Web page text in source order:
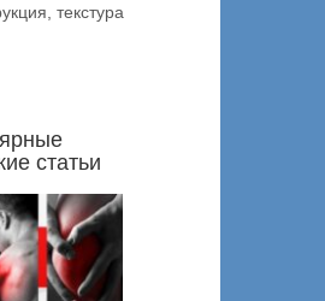
текстура
статьи